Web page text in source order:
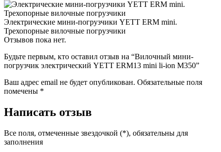
Электрические мини-погрузчики YETT ERM mini.
Трехопорные вилочные погрузчики
Отзывов пока нет.
Будьте первым, кто оставил отзыв на “Вилочный мини-
погрузчик электрический YETT ERM13 mini li-ion M350”
Ваш адрес email не будет опубликован. Обязательные поля
помечены *
Написать отзыв
Все поля, отмеченные звездочкой (*), обязательны для
заполнения